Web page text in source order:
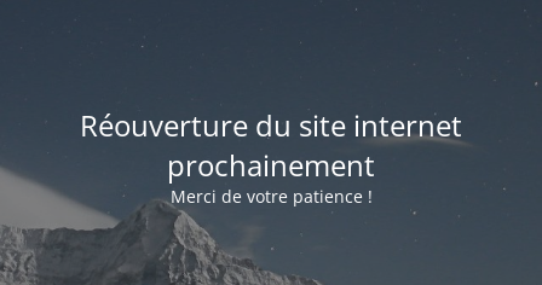
Réouverture du site internet
prochainement
Merci de votre patience !